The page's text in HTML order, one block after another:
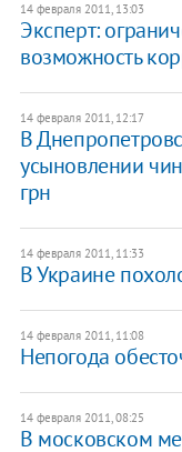
14 февраля 2011, 13:03
Эксперт:
возможность
14 февраля 2011, 12:17
В
усыновлении
грн
14 февраля 2011, 11:33
В Украине
14 февраля 2011, 11:08
Непогода
14 февраля 2011, 08:25
В московском